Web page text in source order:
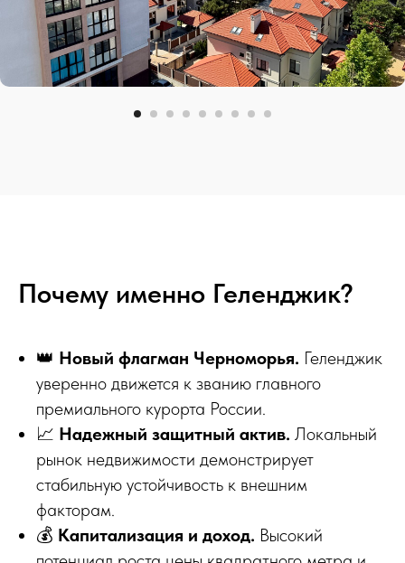
Почему именно Геленджик?
👑 Новый флагман Черноморья. Геленджик
уверенно движется к званию главного
премиального курорта России.
📈 Надежный защитный актив. Локальный
рынок недвижимости демонстрирует
стабильную устойчивость к внешним
факторам.
💰 Капитализация и доход. Высокий